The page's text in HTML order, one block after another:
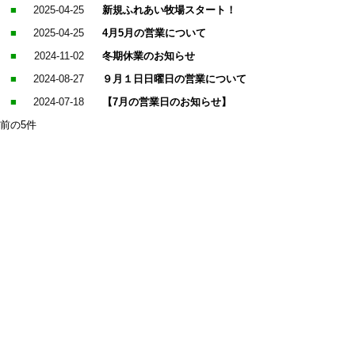
■ 2025-04-25
新規ふれあい牧場スタート！
■
2025-04-25
4月5月の営業について
■
2024-11-02
冬期休業のお知らせ
■
2024-08-27
９月１日日曜日の営業について
■
2024-07-18
【7月の営業日のお知らせ】
前の5件